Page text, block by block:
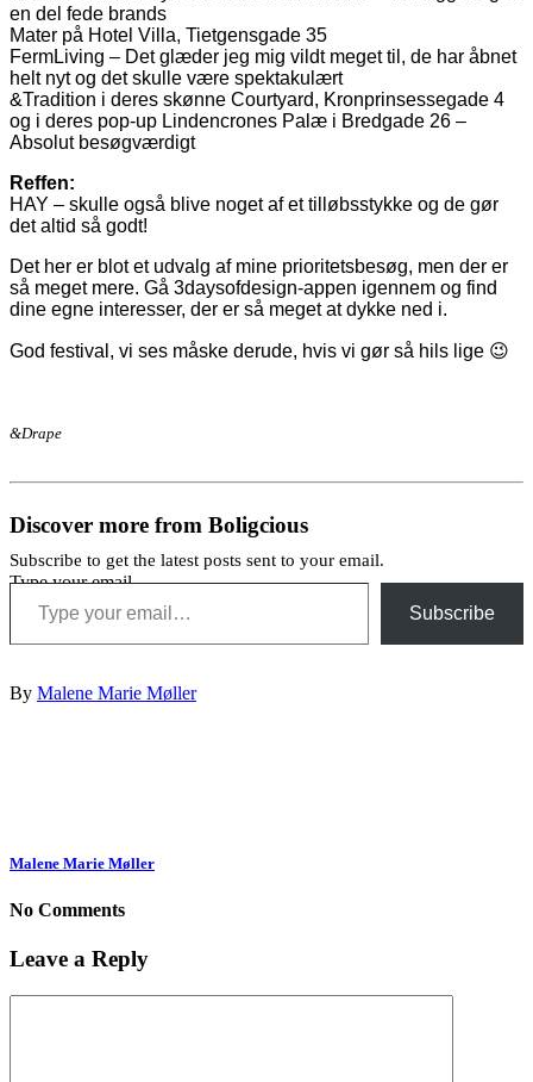
en del fede brands
Mater på Hotel Villa, Tietgensgade 35
FermLiving – Det glæder jeg mig vildt meget til, de har åbnet
helt nyt og det skulle være spektakulært
&Tradition i deres skønne Courtyard, Kronprinsessegade 4
og i deres pop-up Lindencrones Palæ i Bredgade 26 –
Absolut besøgværdigt
Reffen:
HAY – skulle også blive noget af et tilløbsstykke og de gør
det altid så godt!
Det her er blot et udvalg af mine prioritetsbesøg, men der er
så meget mere. Gå 3daysofdesign-appen igennem og find
dine egne interesser, der er så meget at dykke ned i.
God festival, vi ses måske derude, hvis vi gør så hils lige 😉
&Drape
Discover more from Boligcious
Subscribe to get the latest posts sent to your email.
Type your email…
Subscribe
By Malene Marie Møller
Malene Marie Møller
No Comments
Leave a Reply